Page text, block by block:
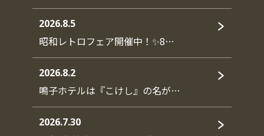
2026.8.5
昭和レトロフェア開催中！✨8…
2026.8.2
鳴子ホテルは『こけし』の名が…
2026.7.30